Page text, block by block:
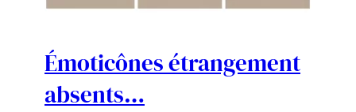
Émoticônes étrangement
absents…